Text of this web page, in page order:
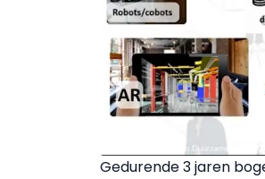
Gedurende 3 jaren